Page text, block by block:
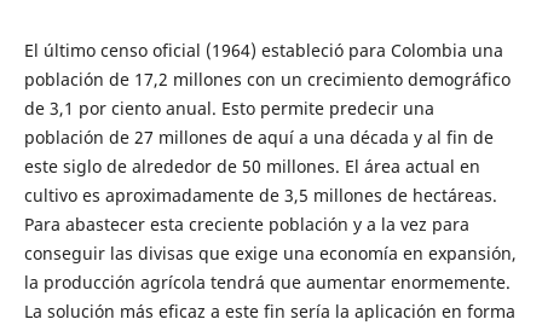
El último censo oficial (1964) estableció para Colombia una
población de 17,2 millones con un crecimiento demográfico
de 3,1 por ciento anual. Esto permite predecir una
población de 27 millones de aquí a una década y al fin de
este siglo de alrededor de 50 millones. El área actual en
cultivo es aproximadamente de 3,5 millones de hectáreas.
Para abastecer esta creciente población y a la vez para
conseguir las divisas que exige una economía en expansión,
la producción agrícola tendrá que aumentar enormemente.
La solución más eficaz a este fin sería la aplicación en forma